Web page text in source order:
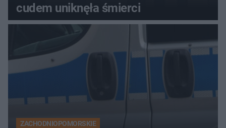
cudem uniknęła śmierci
ZACHODNIOPOMORSKIE